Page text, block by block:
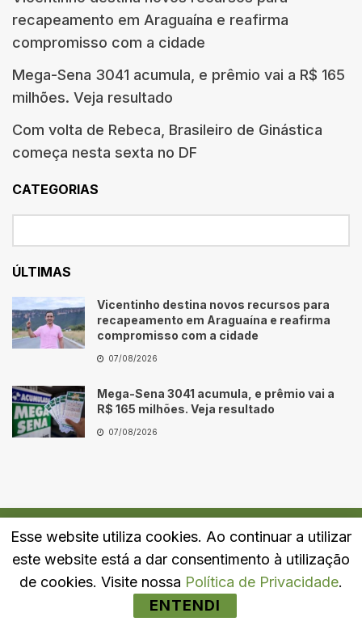
recapeamento em Araguaína e reafirma
compromisso com a cidade
Mega-Sena 3041 acumula, e prêmio vai a R$ 165
milhões. Veja resultado
Com volta de Rebeca, Brasileiro de Ginástica
começa nesta sexta no DF
CATEGORIAS
ÚLTIMAS
Vicentinho destina novos recursos para
recapeamento em Araguaína e reafirma
compromisso com a cidade
07/08/2026
Mega-Sena 3041 acumula, e prêmio vai a
R$ 165 milhões. Veja resultado
07/08/2026
Quem Somos Fale Conosco Política de Privacidade
Esse website utiliza cookies. Ao continuar a utilizar
este website está a dar consentimento à utilização
de cookies. Visite nossa Política de Privacidade.
ENTENDI